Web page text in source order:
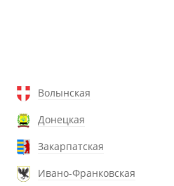
Волынская
Донецкая
Закарпатская
Ивано-Франковская